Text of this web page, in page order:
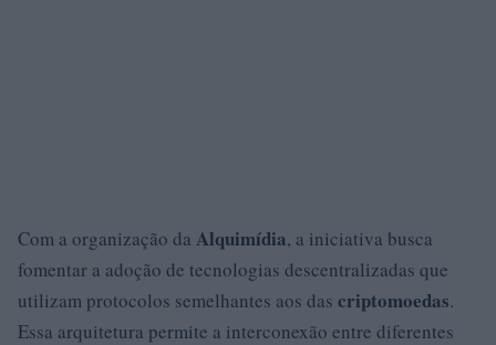
Com a organização da Alquimídia, a iniciativa busca
fomentar a adoção de tecnologias descentralizadas que
utilizam protocolos semelhantes aos das criptomoedas.
Essa arquitetura permite a interconexão entre diferentes